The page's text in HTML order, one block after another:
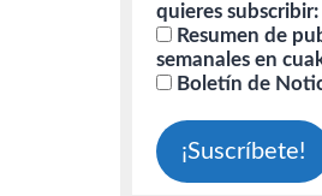
quieres subscribir:
Resumen de
semanales en
Boletín de